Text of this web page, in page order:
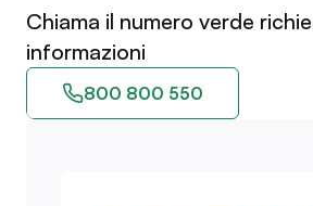
Chiama il numero verde
informazioni
800 800 550